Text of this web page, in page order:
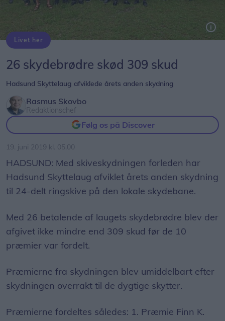
Livet her
26 skydebrødre skød 309 skud
Hadsund Skyttelaug afviklede årets anden skydning
Rasmus Skovbo
Redaktionschef
Følg os på Discover
19. juni 2019 kl. 05.00
HADSUND: Med skiveskydningen forleden har
Hadsund Skyttelaug afviklet årets anden skydning
til 24-delt ringskive på den lokale skydebane.
Med 26 betalende af laugets skydebrødre blev der
afgivet ikke mindre end 309 skud før de 10
præmier var fordelt.
Præmierne fra skydningen blev umiddelbart efter
skydningen overrakt til de dygtige skytter.
Præmierne fordeltes således: 1. Præmie Finn K.